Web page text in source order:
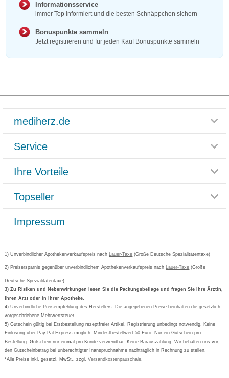
Informationsservice
immer Top informiert und die besten Schnäppchen sichern
Bonuspunkte sammeln
Jetzt registrieren und für jeden Kauf Bonuspunkte sammeln
mediherz.de
Glossar
Häufig gestellte Fragen
Datenschutz
AGB
Cookie-Einstellungen
Vertrag widerrufen
Service
Rücksendemöglichkeit
Paketlieferstatus
Versandkosten
Bestellschein ausfüllen
Newsletteranmeldung
Ihre Vorteile
Rezeptlieferung
Bonusprogramm
Gutschein und Rabatte
Kundenbewertung
Topseller
Grippostad
Bepanthen
Formoline
Wick
Eucerin
Basica
Impressum
1) Unverbindlicher Apothekenverkaufspreis nach Lauer-Taxe (Große Deutsche Spezialitätentaxe)
2) Preisersparnis gegenüber unverbindlichem Apothekenverkaufspreis nach Lauer-Taxe (Große
Deutsche Spezialitätentaxe)
3) Zu Risiken und Nebenwirkungen lesen Sie die Packungsbeilage und fragen Sie Ihre Ärztin,
Ihren Arzt oder in Ihrer Apotheke.
4) Unverbindliche Preisempfehlung des Herstellers. Die angegebenen Preise beinhalten die gesetzlich
vorgeschriebene Mehrwertsteuer.
5) Gutschein gültig bei Erstbestellung rezeptfreier Artikel. Registrierung unbedingt notwendig. Keine
Einlösung über Pay-Pal Express möglich. Mindestbestellwert 50 Euro. Nur ein Gutschein pro
Bestellung. Gutschein nur einmal pro Kunde verwendbar. Keine Barauszahlung. Wir behalten uns vor,
den Gutscheinbetrag bei unberechtigter Inanspruchnahme nachträglich in Rechnung zu stellen.
*Alle Preise inkl. gesetzl. MwSt., zzgl.Versandkostenpauschale.